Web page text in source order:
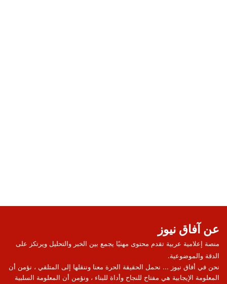
عن آفاق نيوز
منصة إعلامية عربية تقدم محتوى مهنيًا يجمع بين الخبر والتحليل ويرتكز على
الدقة والموضوعية.
نحن في أفاق نيوز ... نحمل الحقيقة الحرة معنا وننقلها إلى المتلقي ، نؤمن أن
المعلومة الإيجابية هي مفتاح للنجاح وأداة للبناء ، ونؤمن أن المعلومة السلبية